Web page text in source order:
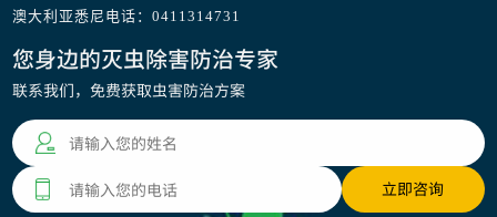
澳大利亚悉尼电话：0411314731
您身边的灭虫除害防治专家
联系我们，免费获取虫害防治方案